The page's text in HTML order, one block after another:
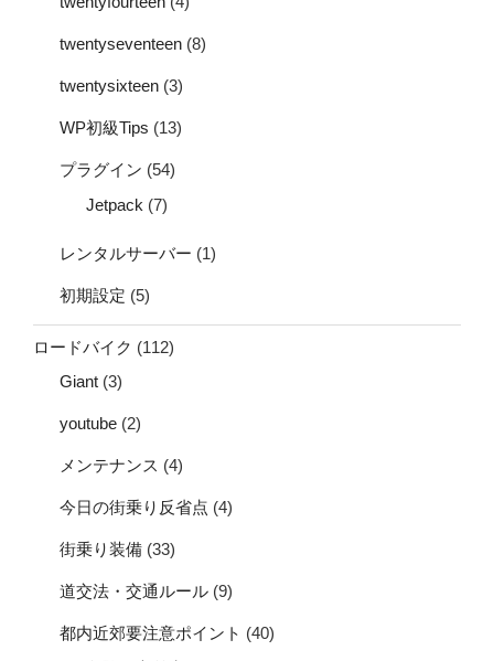
twentyseventeen (8)
twentysixteen (3)
WP初級Tips (13)
プラグイン (54)
Jetpack (7)
レンタルサーバー (1)
初期設定 (5)
ロードバイク (112)
Giant (3)
youtube (2)
メンテナンス (4)
今日の街乗り反省点 (4)
街乗り装備 (33)
道交法・交通ルール (9)
都内近郊要注意ポイント (40)